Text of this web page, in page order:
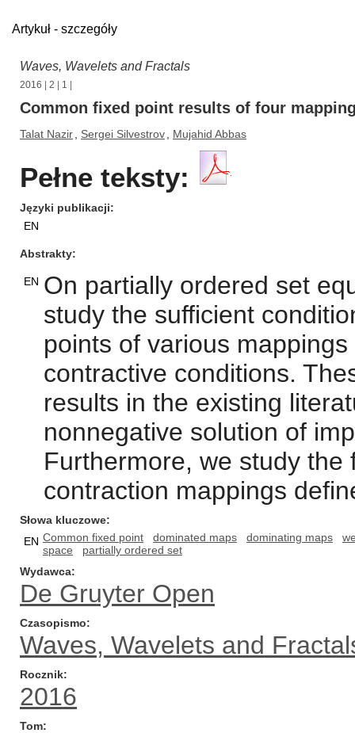
Artykuł - szczegóły
Waves, Wavelets and Fractals
2016 2 1
Common fixed point results of four
Talat Nazir Sergei Silvestrov Mujahid Abbas
Pełne teksty:
Języki publikacji
EN
Abstrakty
EN On partially ordered set
study the sufficient
points of various
contractive conditions.
results in the existing
nonnegative solution of
Furthermore, we study
contraction mappings
Słowa kluczowe
EN Common fixed point dominated maps dominating maps
space
partially ordered set
Wydawca
De Gruyter Open
Czasopismo
Waves, Wavelets and
Rocznik
2016
Tom